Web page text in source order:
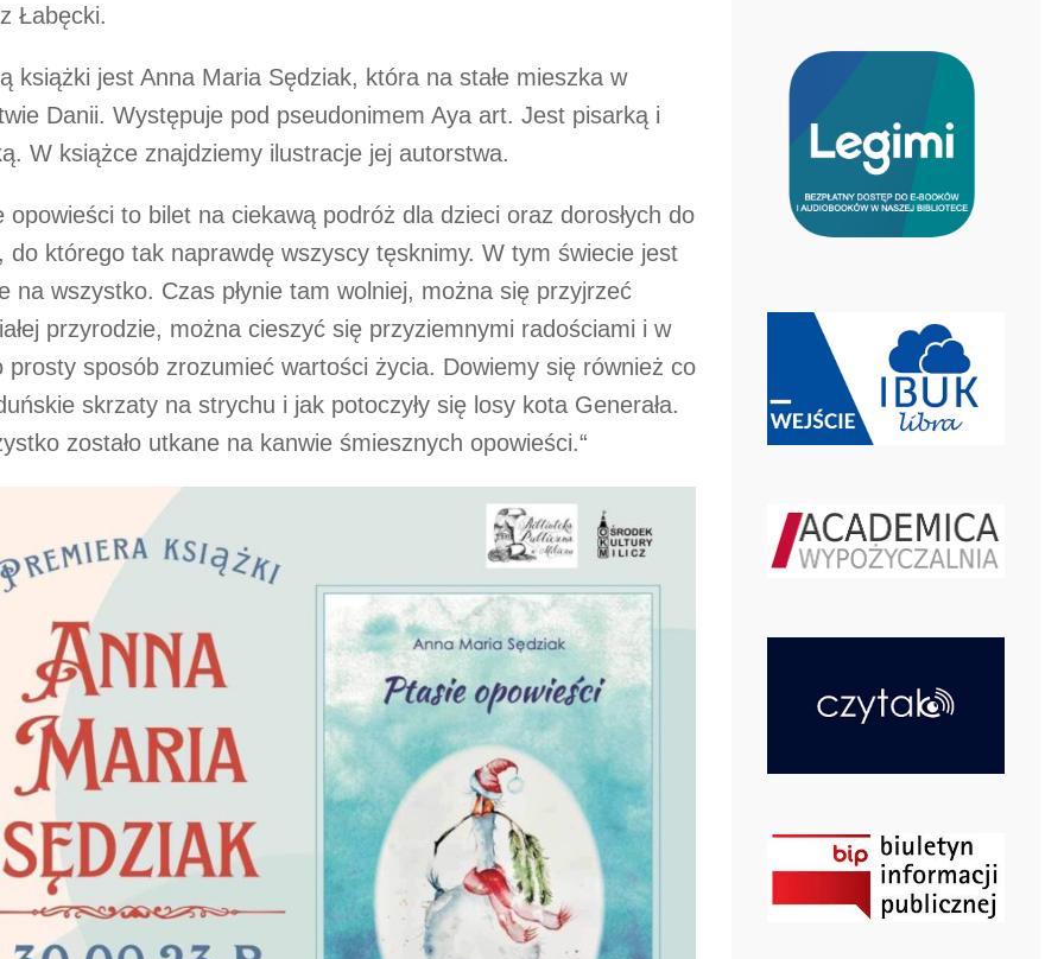
Łabęcki.
książki jest Anna Maria Sędziak, która na stałe mieszka w
Danii. Występuje pod pseudonimem Aya art. Jest pisarką i
W książce znajdziemy ilustracje jej autorstwa.
opowieści to bilet na ciekawą podróż dla dzieci oraz dorosłych do
do którego tak naprawdę wszyscy tęsknimy. W tym świecie jest
na wszystko. Czas płynie tam wolniej, można się przyjrzeć
przyrodzie, można cieszyć się przyziemnymi radościami i w
prosty sposób zrozumieć wartości życia. Dowiemy się również co
skrzaty na strychu i jak potoczyły się losy kota Generała.
zostało utkane na kanwie śmiesznych opowieści.“